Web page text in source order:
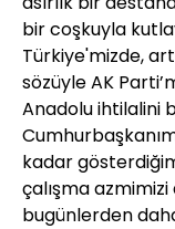
bir coşkuyla
Türkiye'mizde,
sözüyle AK
Anadolu ihtilalini
kadar
çalışma azmimizi
bugünlerden